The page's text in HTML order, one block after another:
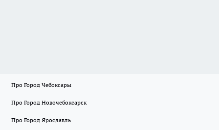
Про Город Чебоксары
Про Город Новочебоксарск
Про Город Ярославль